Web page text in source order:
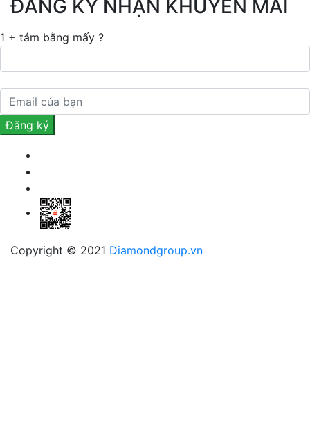
ĐĂNG KÝ NHẬN KHUYẾN MÃI
1 + tám bằng mấy ?
Copyright © 2021 Diamondgroup.vn